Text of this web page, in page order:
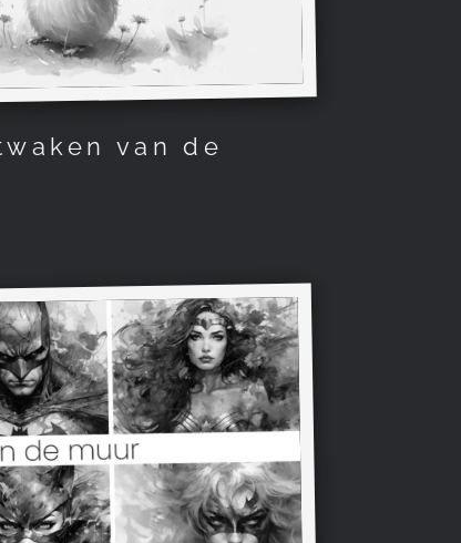
van de